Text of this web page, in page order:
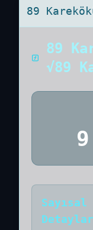
89
89
√89
Detaylar